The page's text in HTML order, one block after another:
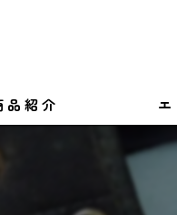
品紹介